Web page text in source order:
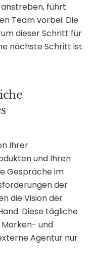
führt
Team vorbei. Die
dieser Schritt für
nächste Schritt ist.
Ihrer
und Ihren
Gespräche im
der
die Vision der
Diese tägliche
und
Agentur nur